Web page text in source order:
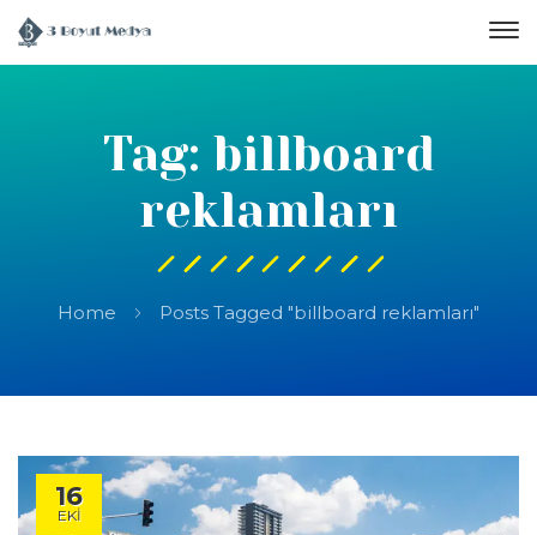
Tag: billboard
reklamları
Home Posts Tagged "billboard reklamları"
16
EKI